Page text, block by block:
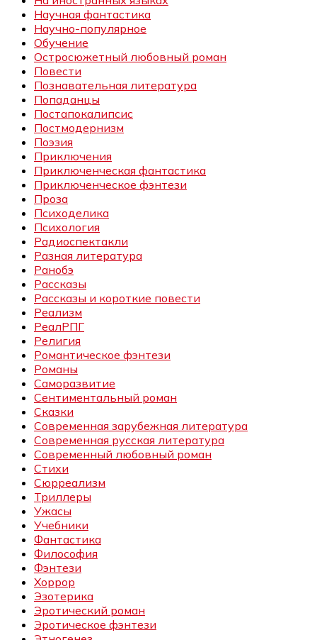
Научная фантастика
Научно-популярное
Обучение
Остросюжетный любовный роман
Повести
Познавательная литература
Попаданцы
Постапокалипсис
Постмодернизм
Поэзия
Приключения
Приключенческая фантастика
Приключенческое фэнтези
Проза
Психоделика
Психология
Радиоспектакли
Разная литература
Ранобэ
Рассказы
Рассказы и короткие повести
Реализм
РеалРПГ
Религия
Романтическое фэнтези
Романы
Саморазвитие
Сентиментальный роман
Сказки
Современная зарубежная литература
Современная русская литература
Современный любовный роман
Стихи
Сюрреализм
Триллеры
Ужасы
Учебники
Фантастика
Философия
Фэнтези
Хоррор
Эзотерика
Эротический роман
Эротическое фэнтези